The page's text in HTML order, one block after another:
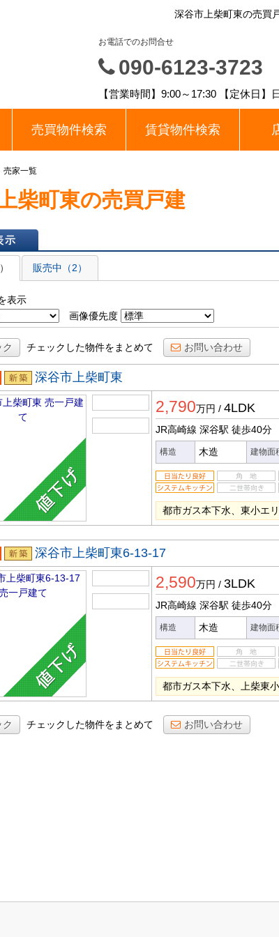
深谷市上柴町東の売買
お電話でのお問合せ
090-6123-3723
【営業時間】9:00～17:30 【定休日】
売買物件検索 賃貸物件検索
売家一覧
柴町東の売買戸建
販売中（2）
表示
画像優先度
チェックした物件をまとめて お問い合わせ
新築
深谷市上柴町東
2,790万円 / 4LDK
JR高崎線 深谷駅 徒歩40分
構造 木造 建物面
都市ガス本下水、東小エ
新築
深谷市上柴町東6-13-17
2,590万円 / 3LDK
JR高崎線 深谷駅 徒歩40分
構造 木造 建物面
都市ガス本下水、上柴東
チェックした物件をまとめて お問い合わせ